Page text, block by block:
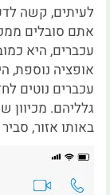
לעיתים, קשה
אתם סובלים
עכברים, היא
אופציה נוספת,
עכברים נוטים
גלליהם.
באותו אזור,